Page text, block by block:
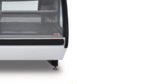
Añadir
lista de
deseos